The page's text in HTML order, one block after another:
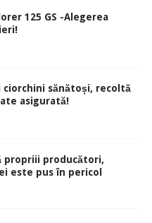
125 GS -Alegerea
ciorchini sănătoși, recoltă
asigurată!
propriii producători,
este pus în pericol